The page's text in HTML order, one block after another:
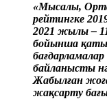
«Мысалы,
рейтингке
2021 жылы – 11
бойынша
байланысты
Жабылған
жақсарту